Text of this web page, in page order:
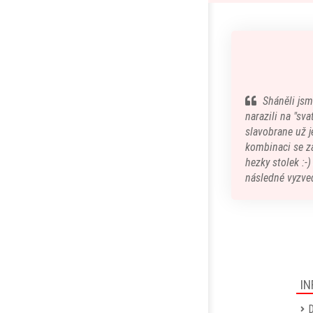
Sháněli
narazili na
slavobrane už
kombinaci se
hezky stolek :-
následné